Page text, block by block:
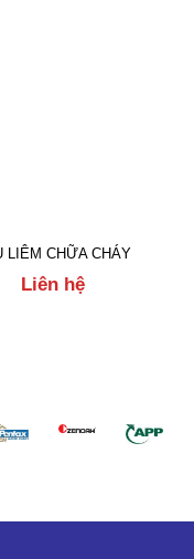
LIÊM CHỮA CHÁY
Liên hệ